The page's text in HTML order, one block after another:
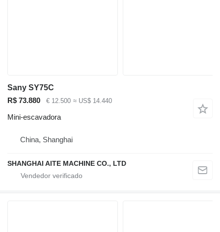
Sany SY75C
R$ 73.880
€ 12.500 ≈ US$ 14.440
Mini-escavadora
China, Shanghai
SHANGHAI AITE MACHINE CO., LTD